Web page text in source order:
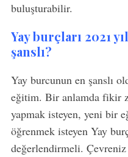
buluşturabilir.
Yay burçları 2021
şanslı?
Yay burcunun en şanslı
eğitim. Bir anlamda fikir
yapmak isteyen, yeni bir
öğrenmek isteyen Yay
değerlendirmeli. Çevreniz